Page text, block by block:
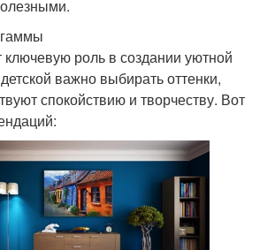
ключевую роль в создании уютной
важно выбирать оттенки,
спокойствию и творчеству. Вот